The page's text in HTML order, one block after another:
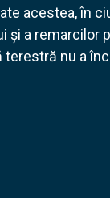
acestea, în
și a remarcilor
terestră nu a